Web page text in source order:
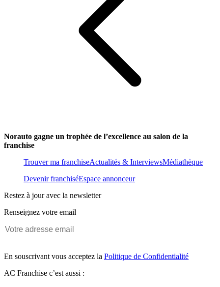
Norauto gagne un trophée de l’excellence au salon de la
franchise
Trouver ma franchiseActualités & InterviewsMédiathèque
Devenir franchiséEspace annonceur
Restez à jour avec la newsletter
Renseignez votre email
En souscrivant vous acceptez la Politique de Confidentialité
AC Franchise c’est aussi :